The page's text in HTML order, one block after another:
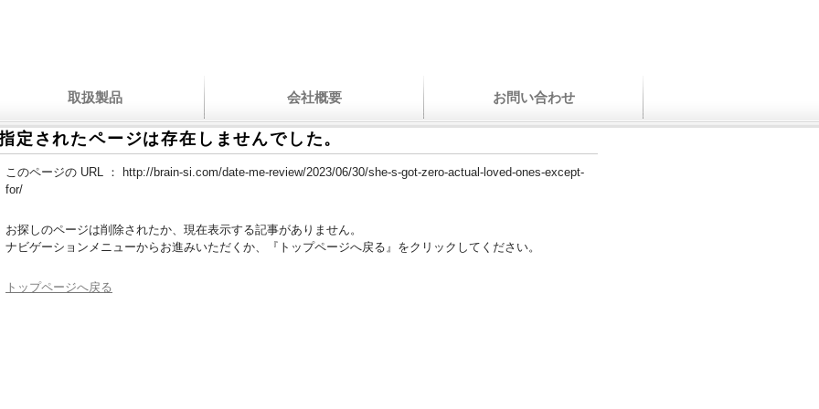
取扱製品 会社概要 お問い合わせ
定されたページは存在しませんでした。
このページの URL ：
http://brain-si.com/date-me-review/2023/06/30/she-s-got-zero-actual-loved-ones-except-
for/
お探しのページは削除されたか、現在表示する記事がありません。
ナビゲーションメニューからお進みいただくか、『トップページへ戻る』をクリックしてください。
トップページへ戻る